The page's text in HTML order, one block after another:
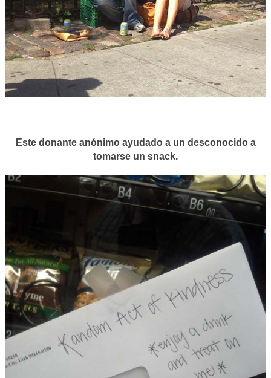
Este donante anónimo ayudado a un desconocido a
tomarse un snack.